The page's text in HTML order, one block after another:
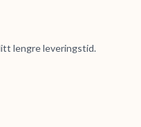
lengre leveringstid.